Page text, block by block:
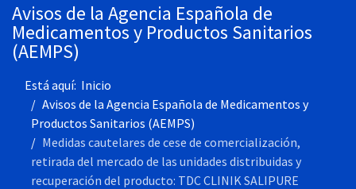
Avisos de la Agencia Española de
Medicamentos y Productos Sanitarios
(AEMPS)
Está aquí: Inicio
Avisos de la Agencia Española de Medicamentos y
Productos Sanitarios (AEMPS)
Medidas cautelares de cese de comercialización,
retirada del mercado de las unidades distribuidas y
recuperación del producto: TDC CLINIK SALIPURE